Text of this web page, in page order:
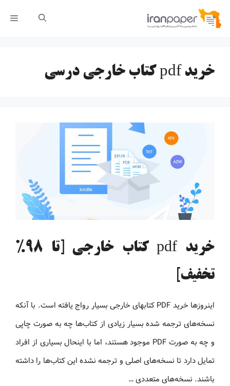
پرش
خرید pdf کتاب خارجی درسی
خرید pdf کتاب خارجی [تا 98%
تخفیف]
اینروزها خرید PDF کتاب‎های خارجی بسیار رواج یافته است. با آنکه
نسخه‌های ترجمه شده بسیار زیادی از کتاب‌ها چه به صورت چاپی
و چه به صورت PDF موجود هستند، اما با اینحال بسیاری از افراد
تمایل دارد تا نسخه‌های اصلی و ترجمه نشده این کتاب‌ها را داشته
باشند. نسخه‌های متعددی …